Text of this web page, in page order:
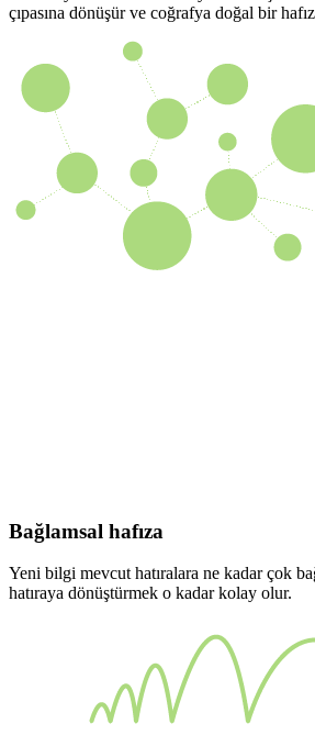
çıpasına dönüşür ve coğrafya doğal bir
Bağlamsal hafıza
Yeni bilgi mevcut hatıralara ne kadar çok
hatıraya dönüştürmek o kadar kolay olur.